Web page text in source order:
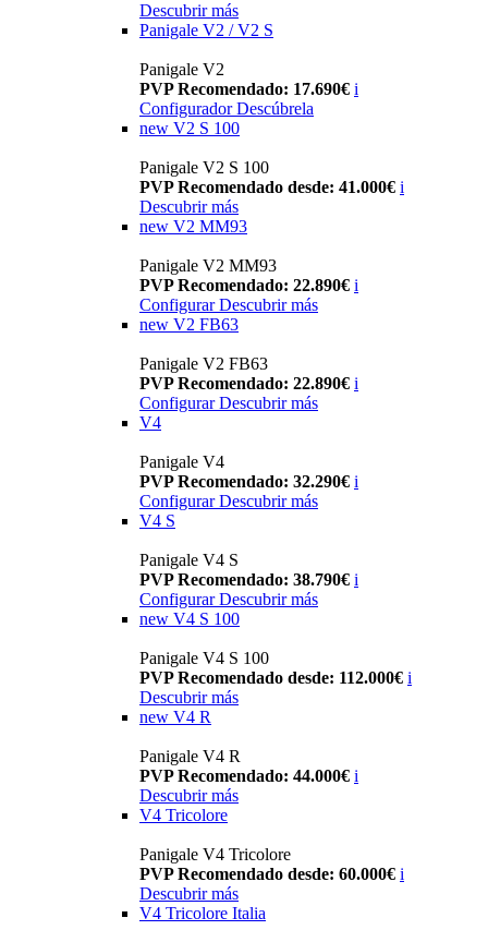
Descubrir más
Panigale V2 / V2 S
Panigale V2
PVP Recomendado: 17.690€ i
Configurador Descúbrela
new V2 S 100
Panigale V2 S 100
PVP Recomendado desde: 41.000€ i
Descubrir más
new V2 MM93
Panigale V2 MM93
PVP Recomendado: 22.890€ i
Configurar Descubrir más
new V2 FB63
Panigale V2 FB63
PVP Recomendado: 22.890€ i
Configurar Descubrir más
V4
Panigale V4
PVP Recomendado: 32.290€ i
Configurar Descubrir más
V4 S
Panigale V4 S
PVP Recomendado: 38.790€ i
Configurar Descubrir más
new V4 S 100
Panigale V4 S 100
PVP Recomendado desde: 112.000€ i
Descubrir más
new V4 R
Panigale V4 R
PVP Recomendado: 44.000€ i
Descubrir más
V4 Tricolore
Panigale V4 Tricolore
PVP Recomendado desde: 60.000€ i
Descubrir más
V4 Tricolore Italia